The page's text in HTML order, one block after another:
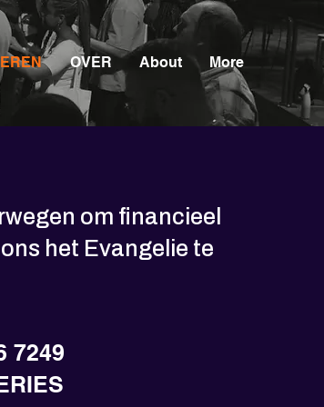
OVER About More
om financieel
het Evangelie te
7249